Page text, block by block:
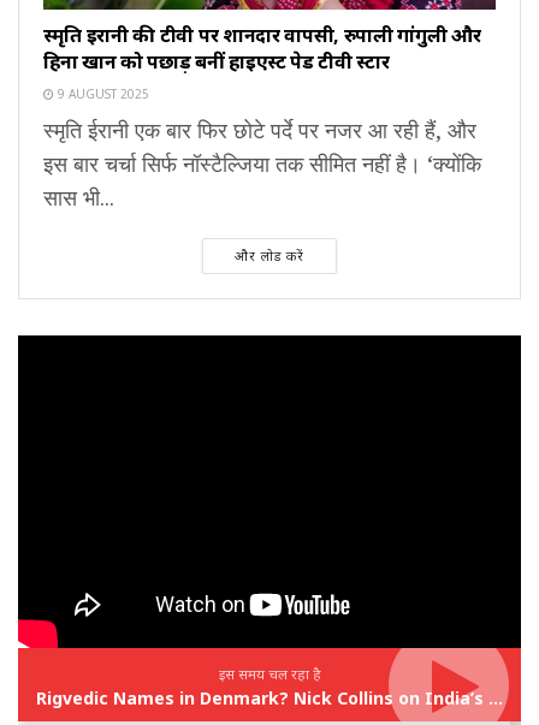
स्मृति ईरानी की टीवी पर शानदार वापसी, रुपाली गांगुली और
हिना खान को पछाड़ बनीं हाईएस्ट पेड टीवी स्टार
9 AUGUST 2025
स्मृति ईरानी एक बार फिर छोटे पर्दे पर नजर आ रही हैं, और
इस बार चर्चा सिर्फ नॉस्टैल्जिया तक सीमित नहीं है। ‘क्योंकि
सास भी...
और लोड करें
इस समय चल रहा है
Rigvedic Names in Denmark? Nick Collins on India’s Forgotten Links With Europe